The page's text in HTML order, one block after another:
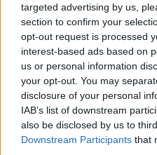
targeted advertising by us,
section to confirm your
opt-out request is processed
interest-based ads based on
us or personal information
your opt-out. You may
disclosure of your personal
IAB’s list of downstream
also be disclosed by us to
Downstream Participants that
Visualizza questo post su